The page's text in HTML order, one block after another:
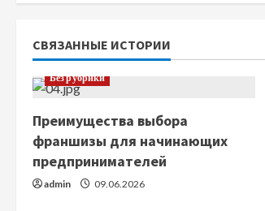
и
т
ь
ч
т
СВЯЗАННЫЕ ИСТОРИИ
Без рубрики
Преимущества выбора
франшизы для начинающих
предпринимателей
admin 09.06.2026